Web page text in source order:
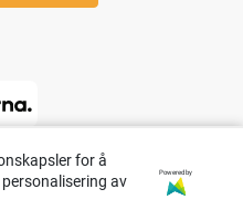
for å
av
Powered by